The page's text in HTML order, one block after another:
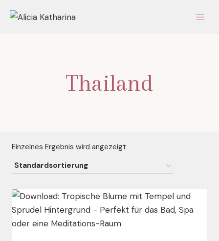
Inhalt
Thailand
Einzelnes Ergebnis wird angezeigt